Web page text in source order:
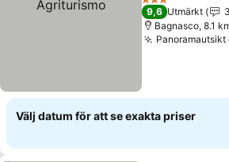
3 Stjärnor
9,6 Utmärkt
Bagnasco, 8.1
Panoramautsikt
Välj datum för att se exakta priser